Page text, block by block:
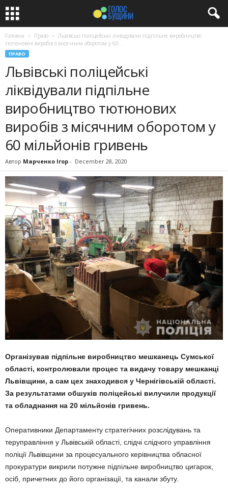
Головна Право
Львівські поліцейські ліквідували підпільне виробництво
тютюнових виробів з місячним оборотом у 60...
ПРАВО
Львівські поліцейські
ліквідували підпільне
виробництво тютюнових
виробів з місячним оборотом у
60 мільйонів гривень
Автор Марченко Ігор - December 28, 2020
Організував підпільне виробництво мешканець Сумської
області, контролювали процес та видачу товару мешканці
Львівщини, а сам цех знаходився у Чернігівській області.
За результатами обшуків поліцейські вилучили продукції
та обладнання на 20 мільйонів гривень.
Оперативники Департаменту стратегічних розслідувань та
теруправління у Львівській області, слідчі слідчого управління
поліції Львівщини за процесуального керівництва обласної
прокуратури викрили потужне підпільне виробництво цигарок,
осіб, причетних до його організації, та канали збуту.